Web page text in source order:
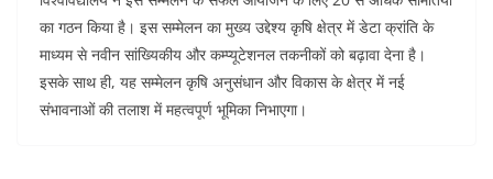
का गठन किया है। इस सम्मेलन का मुख्य उद्देश्य कृषि क्षेत्र में डेटा क्रांति के
माध्यम से नवीन सांख्यिकीय और कम्प्यूटेशनल तकनीकों को बढ़ावा देना है।
इसके साथ ही, यह सम्मेलन कृषि अनुसंधान और विकास के क्षेत्र में नई
संभावनाओं की तलाश में महत्वपूर्ण भूमिका निभाएगा।